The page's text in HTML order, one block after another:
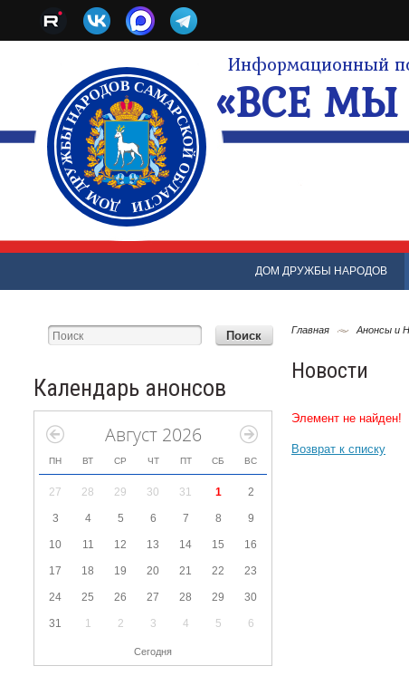
Информационный
«ВСЕ МЫ
ДОМ ДРУЖБЫ НАРОДОВ
Календарь анонсов
Август 2026
ПН ВТ СР ЧТ ПТ СБ ВС
27 28 29 30 31 1 2
3 4 5 6 7 8 9
10 11 12 13 14 15 16
17 18 19 20 21 22 23
24 25 26 27 28 29 30
31 1 2 3 4 5 6
Сегодня
Главная Анонсы и
Новости
Элемент не найден!
Возврат к списку